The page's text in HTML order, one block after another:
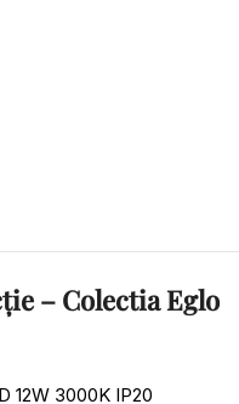
– Colectia Eglo